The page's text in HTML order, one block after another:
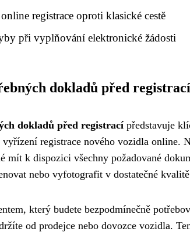
registrace oproti klasické cestě
při vyplňování elektronické žádosti
dokladů před registrací
dokladů před registracípředstavuje
registrace nového vozidla online.
mít k dispozici všechny požadované
nebo vyfotografit v dostatečné
který budete bezpodmínečně
od prodejce nebo dovozce vozidla.